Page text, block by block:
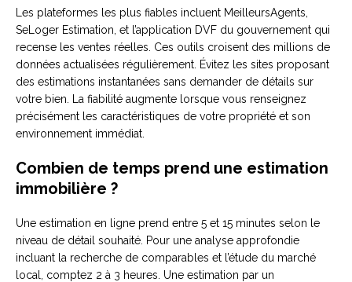
Les plateformes les plus fiables incluent MeilleursAgents,
SeLoger Estimation, et l’application DVF du gouvernement qui
recense les ventes réelles. Ces outils croisent des millions de
données actualisées régulièrement. Évitez les sites proposant
des estimations instantanées sans demander de détails sur
votre bien. La fiabilité augmente lorsque vous renseignez
précisément les caractéristiques de votre propriété et son
environnement immédiat.
Combien de temps prend une estimation
immobilière ?
Une estimation en ligne prend entre 5 et 15 minutes selon le
niveau de détail souhaité. Pour une analyse approfondie
incluant la recherche de comparables et l’étude du marché
local, comptez 2 à 3 heures. Une estimation par un